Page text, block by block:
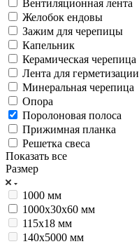
Вентиляционная лента
Желобок ендовы
Зажим для черепицы
Капельник
Керамическая черепица
Лента для герметизации
Минеральная черепица
Опора
Поролоновая полоса
Прижимная планка
Решетка свеса
Показать все
Размер
1000 мм
1000х30х60 мм
115х18 мм
140х5000 мм